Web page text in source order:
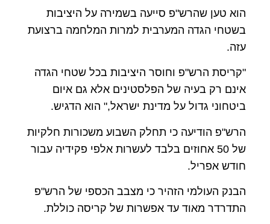
הוא טען שהרש"פ סייעה בשמירה על היציבות
בשטחי הגדה המערבית למרות המלחמה ברצועת
עזה.
"קריסת הרש"פ וחוסר היציבות בכל שטחי הגדה
אינם רק בעיה של הפלסטינים אלא גם איום
ביטחוני גדול על מדינת ישראל," הוא הדגיש.
הרש"פ הודיעה כי תחלק השבוע משכורות חלקיות
של 50 אחוזים בלבד לעשרות אלפי פקידיה עבור
חודש אפריל.
הבנק העולמי הזהיר כי מצבב הכספי של הרש"פ
התדרדר מאוד עד אפשרות של קריסה כוללת.